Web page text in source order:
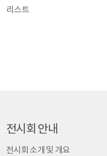
리스트
전시회 안내
전시회 소개 및 개요